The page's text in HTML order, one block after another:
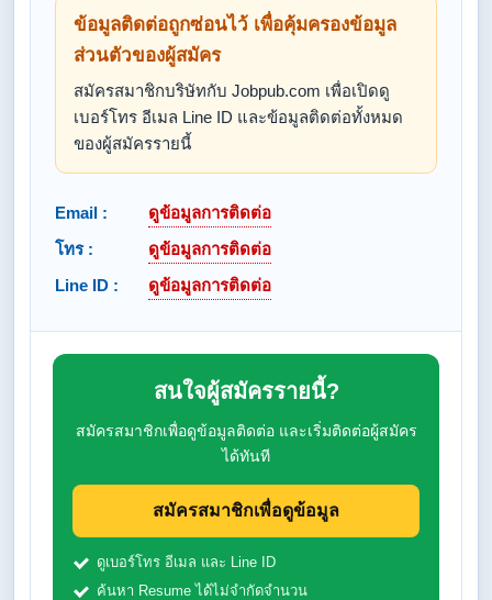
ข้อมูลติดต่อถูกซ่อนไว้ เพื่อคุ้มครองข้อมูล
ส่วนตัวของผู้สมัคร
สมัครสมาชิกบริษัทกับ Jobpub.com เพื่อเปิดดู
เบอร์โทร อีเมล Line ID และข้อมูลติดต่อทั้งหมด
ของผู้สมัครรายนี้
Email :
ดูข้อมูลการติดต่อ
โทร :
ดูข้อมูลการติดต่อ
Line ID :
ดูข้อมูลการติดต่อ
สนใจผู้สมัครรายนี้?
สมัครสมาชิกเพื่อดูข้อมูลติดต่อ และเริ่มติดต่อผู้สมัคร
ได้ทันที
สมัครสมาชิกเพื่อดูข้อมูล
ดูเบอร์โทร อีเมล และ Line ID
ค้นหา Resume ได้ไม่จำกัดจำนวน